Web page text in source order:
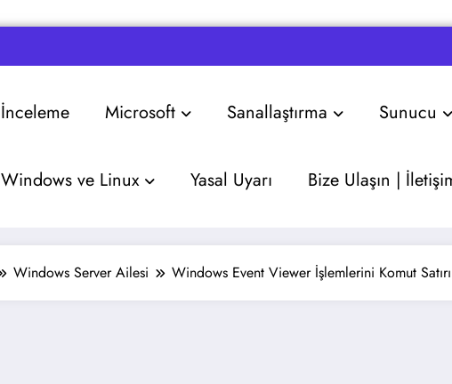
İnceleme Microsoft Sanallaştırma Sunucu
Windows ve Linux Yasal Uyarı Bize Ulaşın |
Windows Server Ailesi Windows Event Viewer İşlemlerini Komut